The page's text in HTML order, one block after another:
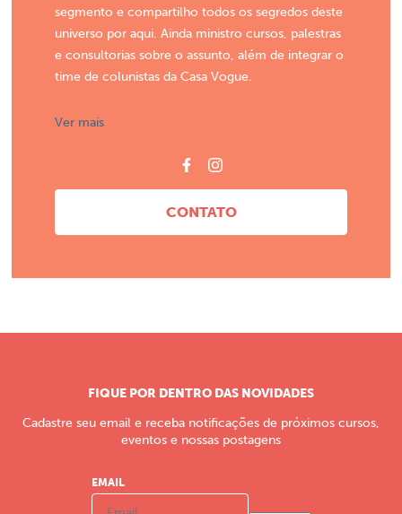
segmento e compartilho todos os segredos deste
universo por aqui. Ainda ministro cursos, palestras
e consultorias sobre o assunto, além de integrar o
time de colunistas da Casa Vogue.
Ver mais
CONTATO
FIQUE POR DENTRO DAS NOVIDADES
Cadastre seu email e receba notificações de próximos cursos,
eventos e nossas postagens
EMAIL